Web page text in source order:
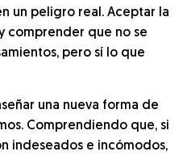
un peligro real. Aceptar la
comprender que no se
pero sí lo que
una nueva forma de
Comprendiendo que, si
indeseados e incómodos,